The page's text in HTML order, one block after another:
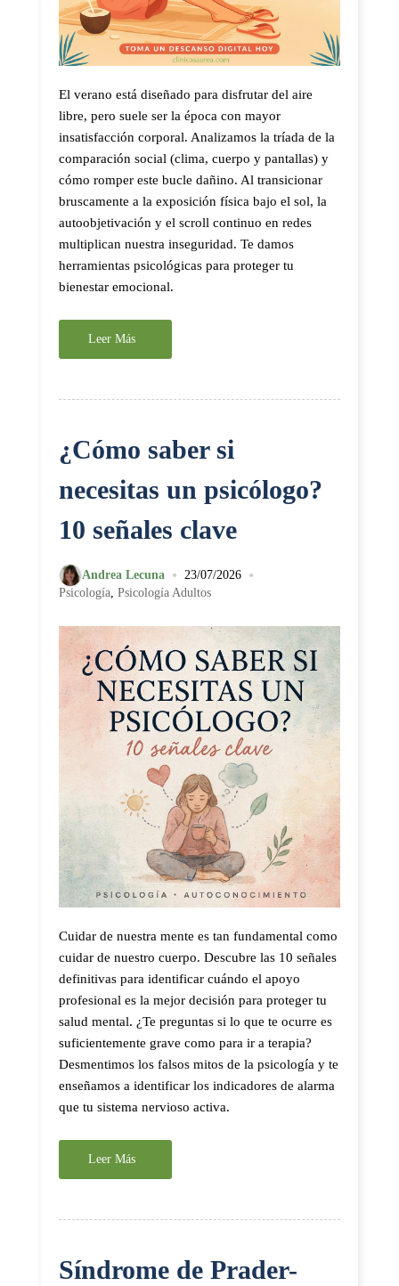
El verano está diseñado para disfrutar del aire
libre, pero suele ser la época con mayor
insatisfacción corporal. Analizamos la tríada de la
comparación social (clima, cuerpo y pantallas) y
cómo romper este bucle dañino. Al transicionar
bruscamente a la exposición física bajo el sol, la
autoobjetivación y el scroll continuo en redes
multiplican nuestra inseguridad. Te damos
herramientas psicológicas para proteger tu
bienestar emocional.
Leer Más
¿Cómo saber si
necesitas un psicólogo?
10 señales clave
Andrea Lecuna • 23/07/2026 •
Psicología, Psicología Adultos
Cuidar de nuestra mente es tan fundamental como
cuidar de nuestro cuerpo. Descubre las 10 señales
definitivas para identificar cuándo el apoyo
profesional es la mejor decisión para proteger tu
salud mental. ¿Te preguntas si lo que te ocurre es
suficientemente grave como para ir a terapia?
Desmentimos los falsos mitos de la psicología y te
enseñamos a identificar los indicadores de alarma
que tu sistema nervioso activa.
Leer Más
Síndrome de Prader-